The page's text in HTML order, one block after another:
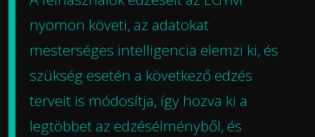
nyomon követi, az adatokat
mesterséges intelligencia elemzi ki, és
szükség esetén a következő edzés
terveit is módosítja, így hozva ki a
legtöbbet az edzésélményből, és